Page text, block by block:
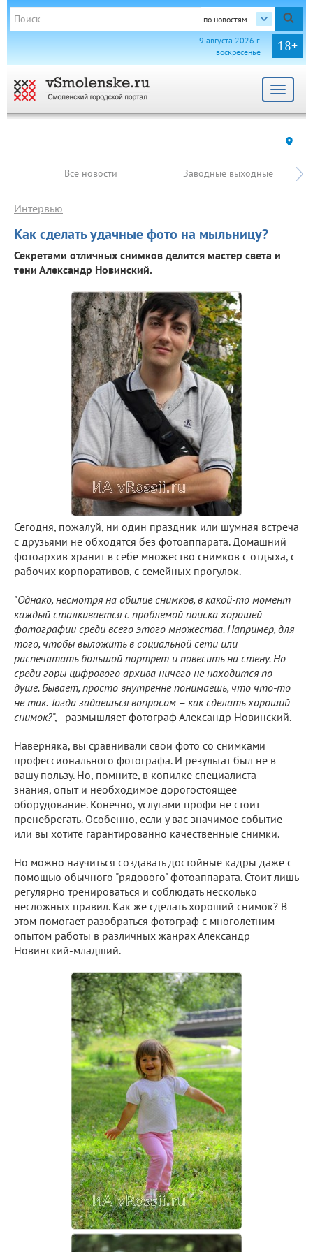
по новостям
18+
9 августа 2026 г.
воскресенье
Toggle
Все новости Заводные выходные
Как сделать удачные фото на мыльницу?
Интервью
Секретами отличных снимков делится мастер света и
тени Александр Новинский.
Сегодня, пожалуй, ни один праздник или шумная встреча
с друзьями не обходятся без фотоаппарата. Домашний
фотоархив хранит в себе множество снимков с отдыха, с
рабочих корпоративов, с семейных прогулок.
"Однако, несмотря на обилие снимков, в какой-то момент
каждый сталкивается с проблемой поиска хорошей
фотографии среди всего этого множества. Например, для
того, чтобы выложить в социальной сети или
распечатать большой портрет и повесить на стену. Но
среди горы цифрового архива ничего не находится по
душе. Бывает, просто внутреннепонимаешь, что что-то
не так. Тогда задаешься вопросом – как сделать хороший
снимок?", - размышляет фотограф Александр Новинский.
Наверняка, вы сравнивали свои фото со снимками
профессионального фотографа. И результат был не в
вашу пользу. Но, помните, в копилке специалиста -
знания, опыт и необходимое дорогостоящее
оборудование. Конечно, услугами профи не стоит
пренебрегать. Особенно, если у вас значимое событие
или вы хотите гарантированно качественные снимки.
Но можно научиться создавать достойные кадры даже с
помощью обычного "рядового" фотоаппарата. Стоит лишь
регулярно тренироваться и соблюдать несколько
несложных правил. Как же сделать хороший снимок? В
этом помогает разобраться фотограф с многолетним
опытом работы в различных жанрах Александр
Новинский-младший.